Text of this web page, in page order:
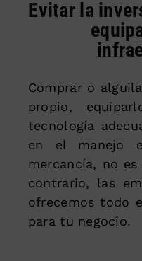
Evitar la
Comprar o
propio,
tecnología
en el manejo
mercancía, no
contrario, las
ofrecemos todo
para tu negocio.